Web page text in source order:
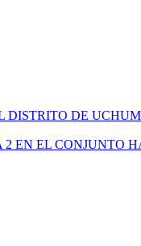
DISTRITO DE
EN EL CONJUNTO